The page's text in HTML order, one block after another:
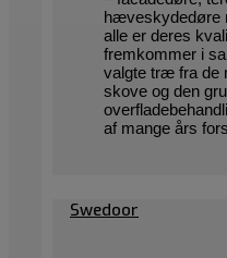
hæveskydedøre
alle er deres
fremkommer i
valgte træ fra de
skove og den
af mange års
Swedoor